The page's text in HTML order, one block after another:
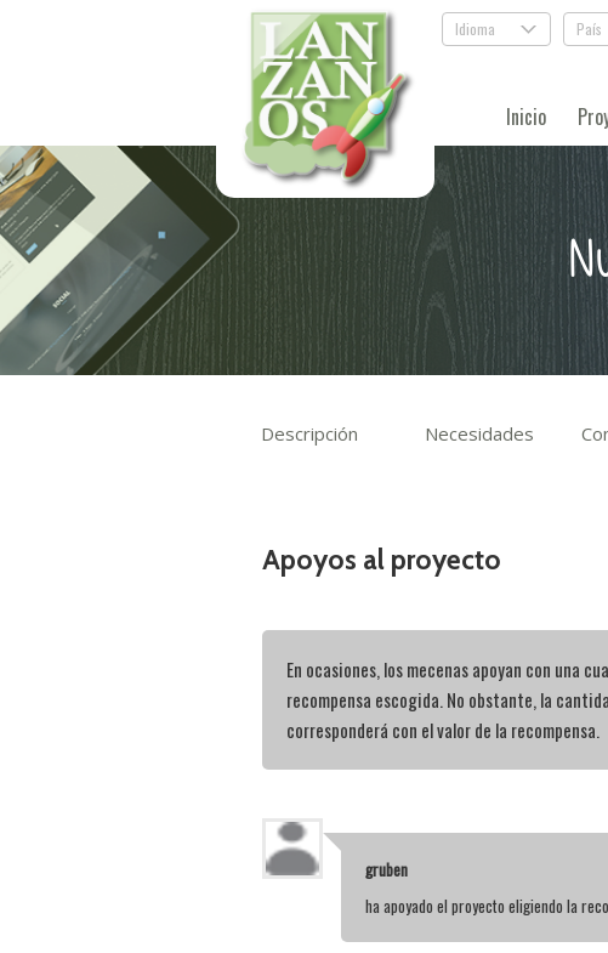
Idioma . País
Inicio
Descripción Necesidades
Apoyos al proyecto
En ocasiones, los mecenas apoyan con una
recompensa escogida. No obstante, la
corresponderá con el valor de la recompensa.
gruben
ha apoyado el proyecto eligiendo la